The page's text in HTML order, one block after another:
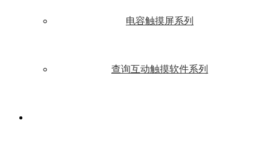
电容触摸屏系列
查询互动触摸软件系列